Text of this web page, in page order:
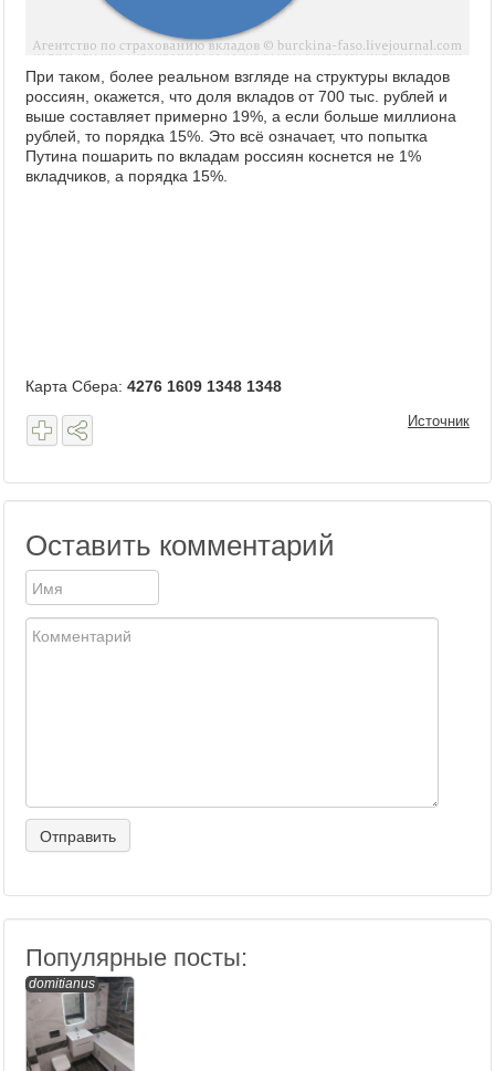
При таком, более реальном взгляде на структуры вкладов
россиян, окажется, что доля вкладов от 700 тыс. рублей и
выше составляет примерно 19%, а если больше миллиона
рублей, то порядка 15%. Это всё означает, что попытка
Путина пошарить по вкладам россиян коснется не 1%
вкладчиков, а порядка 15%.
Карта Сбера: 4276 1609 1348 1348
Источник
Оставить комментарий
Популярные посты:
domitianus